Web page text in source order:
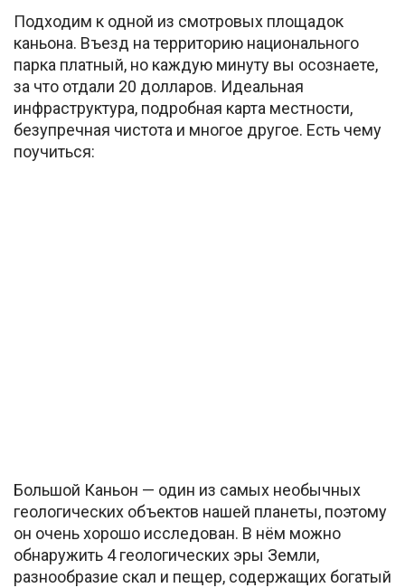
Подходим к одной из смотровых площадок
каньона. Въезд на территорию национального
парка платный, но каждую минуту вы осознаете,
за что отдали 20 долларов. Идеальная
инфраструктура, подробная карта местности,
безупречная чистота и многое другое. Есть чему
поучиться:
Большой Каньон — один из самых необычных
геологических объектов нашей планеты, поэтому
он очень хорошо исследован. В нём можно
обнаружить 4 геологических эры Земли,
разнообразие скал и пещер, содержащих богатый